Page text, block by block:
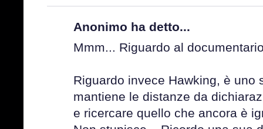
Anonimo ha detto...
Mmm... Riguardo al
Riguardo invece Hawking, è uno
mantiene le distanze da
e ricercare quello che ancora è